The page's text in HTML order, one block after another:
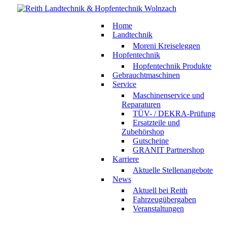
Home
Landtechnik
Moreni Kreiseleggen
Hopfentechnik
Hopfentechnik Produkte
Gebrauchtmaschinen
Service
Maschinenservice und
Reparaturen
TÜV- / DEKRA-Prüfung
Ersatzteile und
Zubehörshop
Gutscheine
GRANIT Partnershop
Karriere
Aktuelle Stellenangebote
News
Aktuell bei Reith
Fahrzeugübergaben
Veranstaltungen